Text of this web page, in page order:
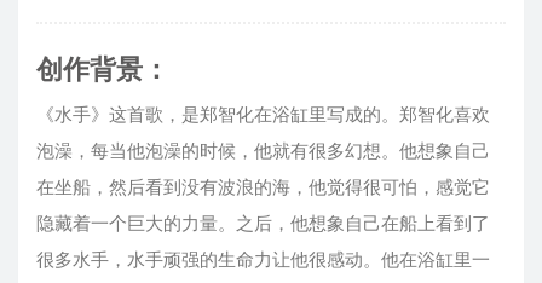
创作背景：
《水手》这首歌，是郑智化在浴缸里写成的。郑智化喜欢
泡澡，每当他泡澡的时候，他就有很多幻想。他想象自己
在坐船，然后看到没有波浪的海，他觉得很可怕，感觉它
隐藏着一个巨大的力量。之后，他想象自己在船上看到了
很多水手，水手顽强的生命力让他很感动。他在浴缸里一